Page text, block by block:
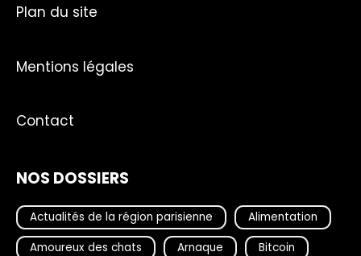
Plan du site
Mentions légales
Contact
NOS DOSSIERS
Actualités de la région parisienne
Alimentation
Amoureux des chats
Arnaque
Bitcoin